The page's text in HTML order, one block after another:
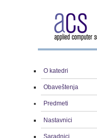
O katedri
Obaveštenja
Predmeti
Nastavnici